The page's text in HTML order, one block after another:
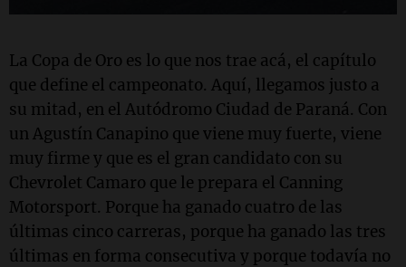
La Copa de Oro es lo que nos trae acá, el capítulo
que define el campeonato. Aquí, llegamos justo a
su mitad, en el Autódromo Ciudad de Paraná. Con
un Agustín Canapino que viene muy fuerte, viene
muy firme y que es el gran candidato con su
Chevrolet Camaro que le prepara el Canning
Motorsport. Porque ha ganado cuatro de las
últimas cinco carreras, porque ha ganado las tres
últimas en forma consecutiva y porque todavía no